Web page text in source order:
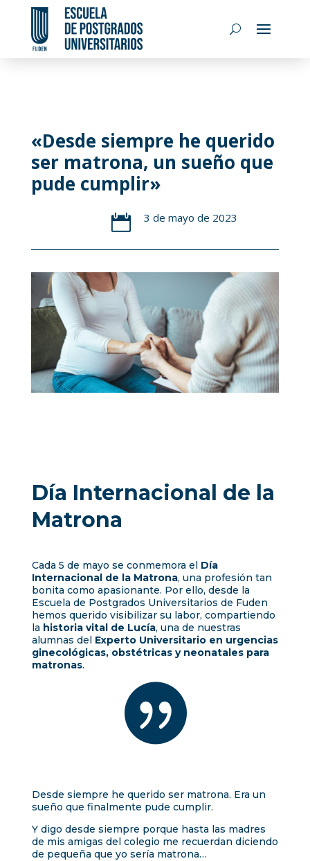
«Desde siempre he querido
ser matrona, un sueño que
pude cumplir»
 3 de mayo de 2023
Día Internacional de la
Matrona
Cada 5 de mayo se conmemora el Día
Internacional de la Matrona, una profesión tan
bonita como apasionante. Por ello, desde la
Escuela de Postgrados Universitarios de Fuden
hemos querido visibilizar su labor, compartiendo
la historia vital de Lucía, una de nuestras
alumnas del Experto Universitario en urgencias
ginecológicas, obstétricas y neonatales para
matronas.

Desde siempre he querido ser matrona. Era un
sueño que finalmente pude cumplir.
Y digo desde siempre porque hasta las madres
de mis amigas del colegio me recuerdan diciendo
de pequeña que yo sería matrona…